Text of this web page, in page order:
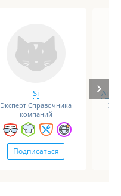
Si
Эксперт Справочника
компаний
Подписаться